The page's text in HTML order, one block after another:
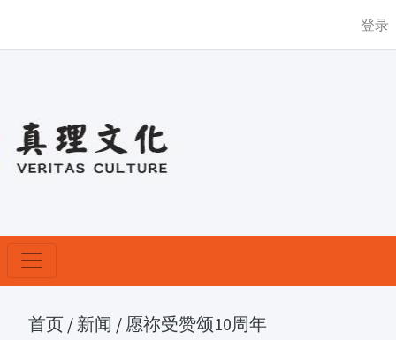
登录
首页 / 新闻 / 愿祢受赞颂10周年